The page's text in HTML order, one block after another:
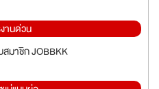
านด่วน
สมาชิก JOBBKK